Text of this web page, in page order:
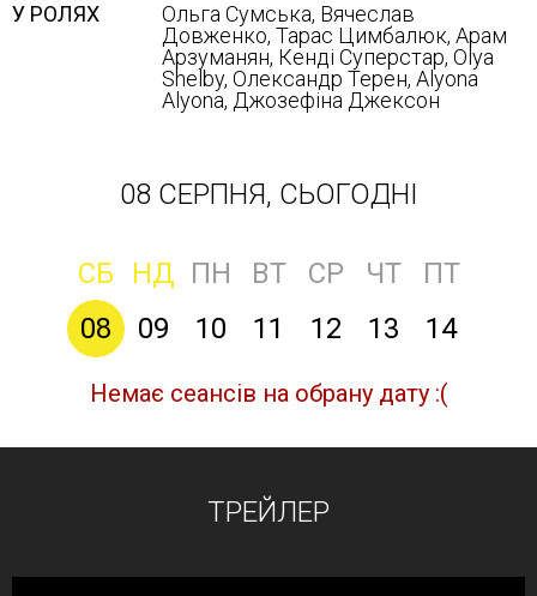
У РОЛЯХ
Ольга Сумська, Вячеслав
Довженко, Тарас Цимбалюк, Арам
Арзуманян, Кенді Суперстар, Olya
Shelby, Олександр Терен, Alyona
Alyona, Джозефіна Джексон
08 СЕРПНЯ, СЬОГОДНІ
СБ НД ПН ВТ СР ЧТ
ПТ
08
09 10 11 12 13 14
Немає сеансів на обрану дату :(
ТРЕЙЛЕР